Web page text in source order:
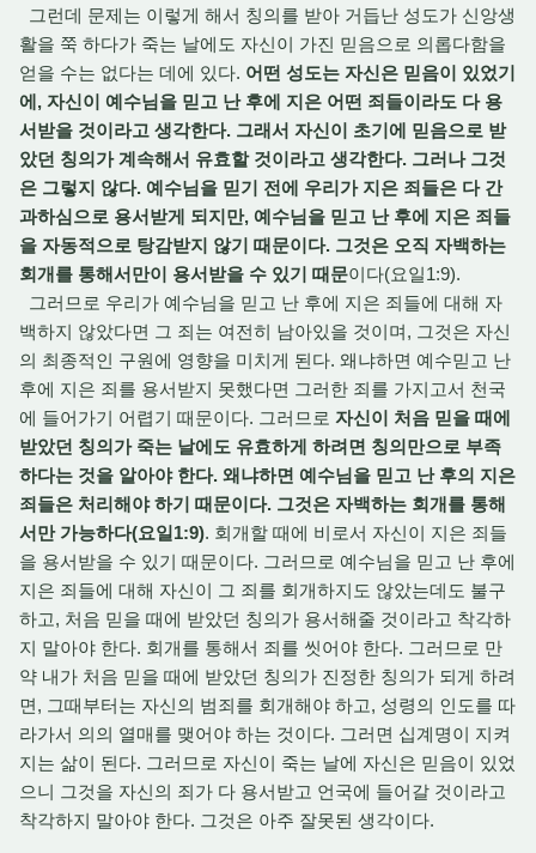
그런데 문제는 이렇게 해서 칭의를 받아 거듭난 성도가 신앙생
활을 쭉 하다가 죽는 날에도 자신이 가진 믿음으로 의롭다함을
얻을 수는 없다는 데에 있다. 어떤 성도는 자신은 믿음이 있었기
에, 자신이 예수님을 믿고 난 후에 지은 어떤 죄들이라도 다 용
서받을 것이라고 생각한다. 그래서 자신이 초기에 믿음으로 받
았던 칭의가 계속해서 유효할 것이라고 생각한다. 그러나 그것
은 그렇지 않다. 예수님을 믿기 전에 우리가 지은 죄들은 다 간
과하심으로 용서받게 되지만, 예수님을 믿고 난 후에 지은 죄들
을 자동적으로 탕감받지 않기 때문이다. 그것은 오직 자백하는
회개를 통해서만이 용서받을 수 있기 때문이다(요일1:9).
그러므로 우리가 예수님을 믿고 난 후에 지은 죄들에 대해 자
백하지 않았다면 그 죄는 여전히 남아있을 것이며, 그것은 자신
의 최종적인 구원에 영향을 미치게 된다. 왜냐하면 예수믿고 난
후에 지은 죄를 용서받지 못했다면 그러한 죄를 가지고서 천국
에 들어가기 어렵기 때문이다. 그러므로 자신이 처음 믿을 때에
받았던 칭의가 죽는 날에도 유효하게 하려면 칭의만으로 부족
하다는 것을 알아야 한다. 왜냐하면 예수님을 믿고 난 후의 지은
죄들은 처리해야 하기 때문이다. 그것은 자백하는 회개를 통해
서만 가능하다(요일1:9). 회개할 때에 비로서 자신이 지은 죄들
을 용서받을 수 있기 때문이다. 그러므로 예수님을 믿고 난 후에
지은 죄들에 대해 자신이 그 죄를 회개하지도 않았는데도 불구
하고, 처음 믿을 때에 받았던 칭의가 용서해줄 것이라고 착각하
지 말아야 한다. 회개를 통해서 죄를 씻어야 한다. 그러므로 만
약 내가 처음 믿을 때에 받았던 칭의가 진정한 칭의가 되게 하려
면, 그때부터는 자신의 범죄를 회개해야 하고, 성령의 인도를 따
라가서 의의 열매를 맺어야 하는 것이다. 그러면 십계명이 지켜
지는 삶이 된다. 그러므로 자신이 죽는 날에 자신은 믿음이 있었
으니 그것을 자신의 죄가 다 용서받고 언국에 들어갈 것이라고
착각하지 말아야 한다. 그것은 아주 잘못된 생각이다.